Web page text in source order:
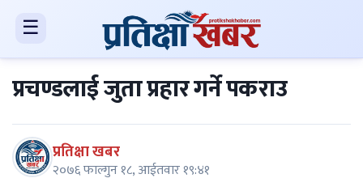
☰
प्रचण्डलाई जुता प्रहार गर्ने पकराउ
प्रतिक्षा खबर
२०७६ फाल्गुन १८, आईतवार १९:४१